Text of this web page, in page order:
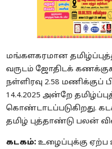
மங்களகரமான
வருடம் ஜோதிடக்
நள்ளிரவு 2.58 மணிக்குப்
14.4.2025 அன்றே
கொண்டாடப்படுகிறது.
தமிழ் புத்தாண்டு பலன்
கடகம்: உழைப்புக்கு ஏற்ப